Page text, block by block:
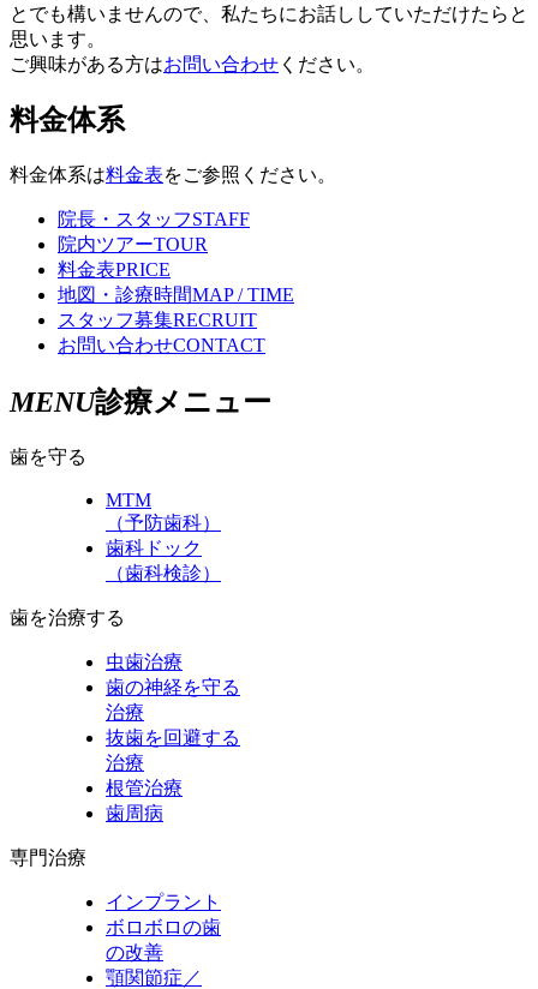
とでも構いませんので、私たちにお話ししていただけたらと
思います。
ご興味がある方はお問い合わせ ください。
料金体系
料金体系は料金表をご参照ください。
院長・スタッフSTAFF
院内ツアーTOUR
料金表PRICE
地図・診療時間MAP / TIME
スタッフ募集RECRUIT
お問い合わせCONTACT
MENU診療メニュー
歯を守る
MTM
（予防歯科）
歯科ドック
（歯科検診）
歯を治療する
虫歯治療
歯の神経を守る
治療
抜歯を回避する
治療
根管治療
歯周病
専門治療
インプラント
ボロボロの歯
の改善
顎関節症／